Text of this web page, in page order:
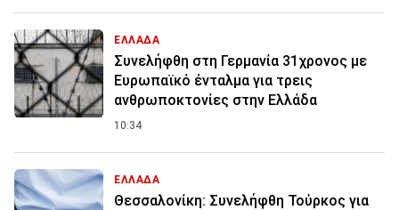
ΕΛΛΑΔΑ
Συνελήφθη στη Γερμανία 31χρονος με
Ευρωπαϊκό ένταλμα για τρεις
ανθρωποκτονίες στην Ελλάδα
10:34
ΕΛΛΑΔΑ
Θεσσαλονίκη: Συνελήφθη Τούρκος για